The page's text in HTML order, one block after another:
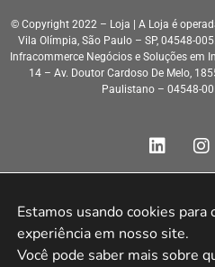
© Copyright 2022 – Loja | A Loja é
Vila Olímpia, São Paulo – SP, 04548-
Infracommerce Negócios e Soluções em
14 – Av. Doutor Cardoso De Melo,
Paulistano – 04548-
Estamos usando cookies
experiência em nosso site.
Você pode saber mais sobre